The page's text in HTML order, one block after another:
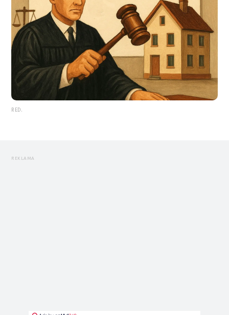
RED.
REKLAMA